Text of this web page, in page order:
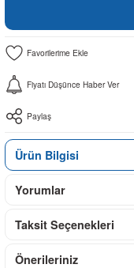
Fiyatı Düşünce Haber Ver
Paylaş
Ürün Bilgisi
Yorumlar
Taksit Seçenekleri
Önerileriniz